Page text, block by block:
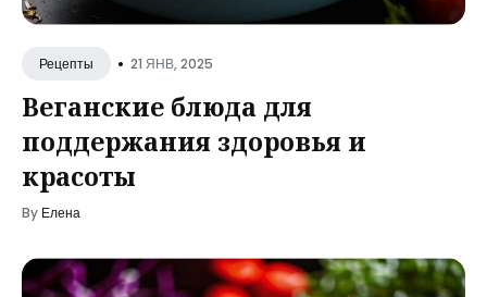
Рецепты • 21 ЯНВ, 2025
Веганские блюда для
поддержания здоровья и
красоты
By Елена